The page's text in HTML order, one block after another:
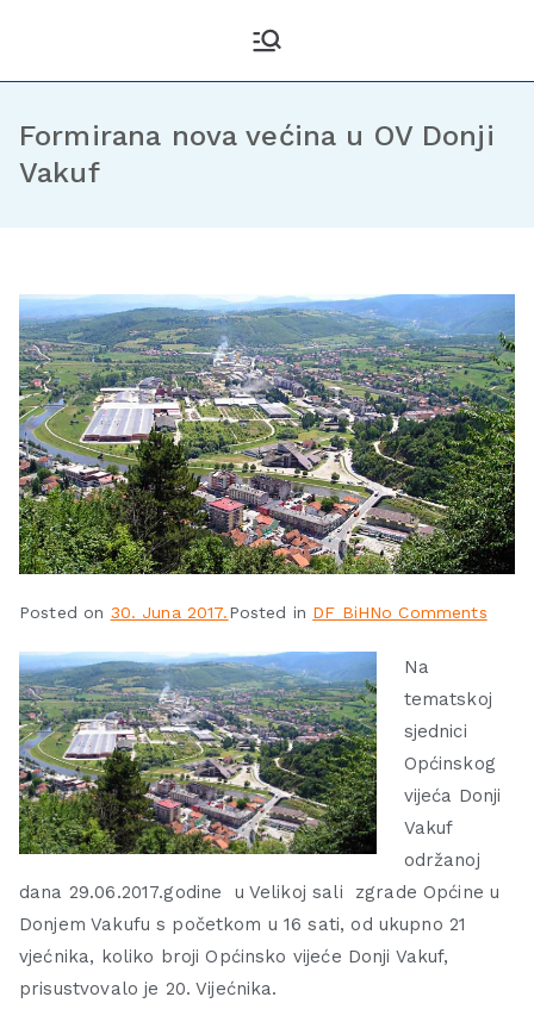
Formirana nova većina u OV Donji
Vakuf
Posted on 30. Juna 2017.Posted in DF BiHNo Comments
Na
tematskoj
sjednici
Općinskog
vijeća Donji
Vakuf
održanoj
dana 29.06.2017.godine u Velikoj sali zgrade Općine u
Donjem Vakufu s početkom u 16 sati, od ukupno 21
vjećnika, koliko broji Općinsko vijeće Donji Vakuf,
prisustvovalo je 20. Vijećnika.